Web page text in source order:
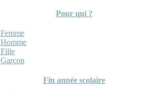
Pour qui ?
Femme
Homme
Fille
Garçon
Fin année scolaire